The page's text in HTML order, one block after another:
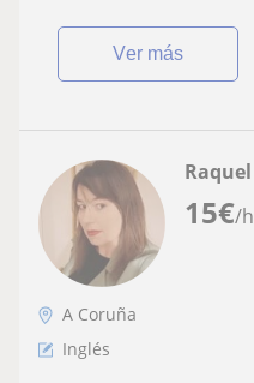
ver más
15€/h
Raquel
A Coruña
Inglés